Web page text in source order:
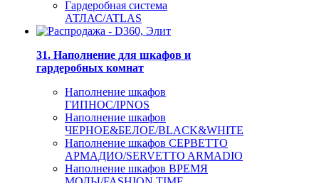
Гардеробная система
АТЛАС/ATLAS
31. Наполнение для шкафов и
гардеробных комнат
Наполнение шкафов
ГИПНОС/IPNOS
Наполнение шкафов
ЧЕРНОЕ&БЕЛОЕ/BLACK&WHITE
Наполнение шкафов СЕРВЕТТО
АРМАДИО/SERVETTO ARMADIO
Наполнение шкафов ВРЕМЯ